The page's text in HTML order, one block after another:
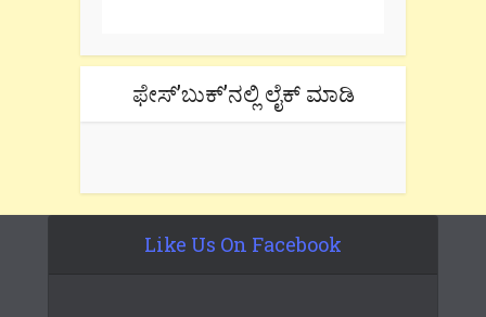
ಫೇಸ್’ಬುಕ್’ನಲ್ಲಿ ಲೈಕ್ ಮಾಡಿ
Like Us On Facebook